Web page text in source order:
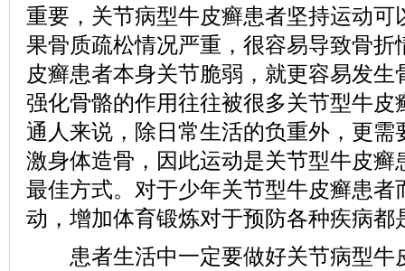
重要，关节病型牛皮癣患者坚持运动可
果骨质疏松情况严重，很容易导致骨折
皮癣患者本身关节脆弱，就更容易发生
强化骨骼的作用往往被很多关节型牛皮
通人来说，除日常生活的负重外，更需
激身体造骨，因此运动是关节型牛皮癣
最佳方式。对于少年关节型牛皮癣患者
动，增加体育锻炼对于预防各种疾病都
患者生活中一定要做好关节病型牛